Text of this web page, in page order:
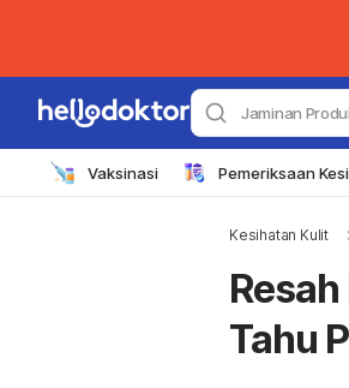
Jaminan
Vaksinasi Pemeriksaan
Kesihatan Kulit
Tahu